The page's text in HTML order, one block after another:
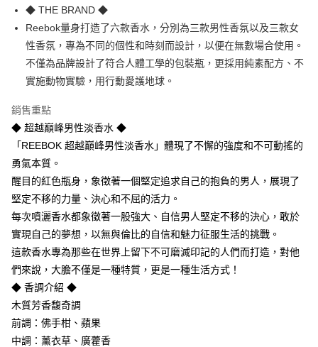
LINE Pay
Apple Pay
街口支付
悠遊付
Google Pay
【關於「AFTEE先享後付」】
AFTEE先享後付是「在收到商品之後才付款」的支付方式。 讓您購物簡單
便利好安心！
１．簡單：不需註冊會員、不需綁卡、不需儲值。
２．便利：只要手機號碼，簡訊認證，即可結帳。
３．安心：先確認商品／服務後，再付款。
１．於結帳方式選擇「AFTEE先享後付」後，將跳轉至「AFTEE先享後付」
結帳頁面，進行簡訊認證並確認金額後，即可完成結帳。
２．訂單成立數日內，您將收到繳費通知簡訊。
３．收到繳費通知簡訊後14天內，點擊此簡訊中的連結，可透過四大超商／
ATM／網路銀行／等多元方式進行付款，方視為交易完成。
※ 請注意：結帳手續完成當下不需立刻繳費，但若您需要取消訂單，請聯絡
即享券
運送方式
全家取貨付款
每筆NT$65，滿NT$390(含以上)免運費
付款後全家取貨
每筆NT$65，滿NT$390(含以上)免運費
萊爾富取貨付款
◆ THE BRAND ◆
Reebok量身打造了六款香水，分別為三款男性香氛以及三款女
性香氛，專為不同的個性和時刻而設計，以便在無數場合使用。
不僅為品牌設計了符合人體工學的包裝瓶，更採用純素配方、不
實施動物實驗，用行動愛護地球。
銷售重點
◆ 超越巔峰男性淡香水 ◆
「REEBOK 超越巔峰男性淡香水」體現了不懈的強度和不可動搖的
勇氣本質。
醒目的紅色瓶身，象徵著一個堅定追求自己的抱負的男人，展現了
堅定不移的力量、決心和不屈的活力。
每次噴灑香水都象徵著一股強大、自信男人堅定不移的決心，敢於
實現自己的夢想，以無與倫比的自信和魅力征服生活的挑戰。
這款香水專為那些在世界上留下不可磨滅印記的人們而打造，對他
們來說，大膽不僅是一種特質，更是一種生活方式！
◆ 香調介紹 ◆
木質芳香馥奇調
前調：佛手柑、蘋果
中調：薰衣草、廣藿香